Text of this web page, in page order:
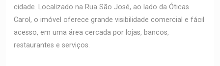
cidade. Localizado na Rua São José, ao lado da Óticas
Carol, o imóvel oferece grande visibilidade comercial e fácil
acesso, em uma área cercada por lojas, bancos,
restaurantes e serviços.